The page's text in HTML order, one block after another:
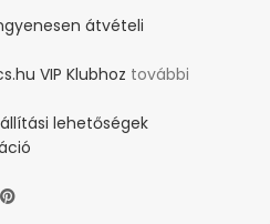
átvételi
VIP Klubhoz további
lehetőségek